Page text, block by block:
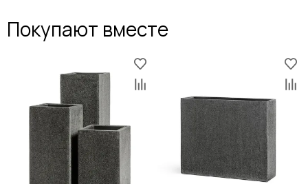
Покупают вместе